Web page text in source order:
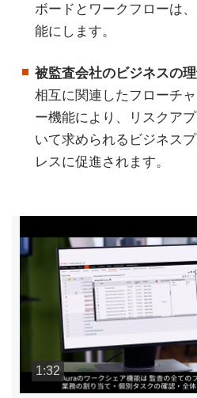
ボードとワークフローは
能にします。
被監査会社のビジネスの
相互に関連したフローチ
ー機能により、リスクア
いて求められるビジネス
レスに促進されます。
1:32